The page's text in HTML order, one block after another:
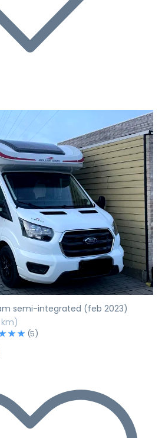
semi-integrated (feb 2023)
km)
(5)